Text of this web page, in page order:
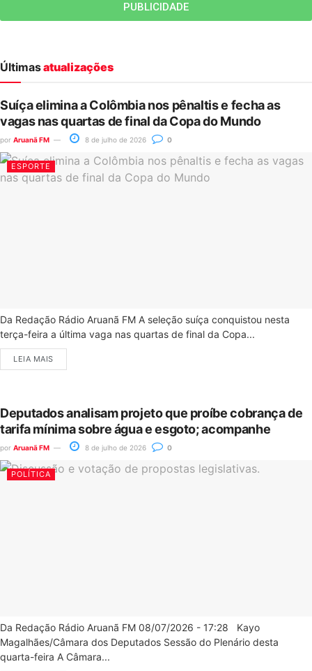
PUBLICIDADE
Últimasatualizações
Suíça elimina a Colômbia nos pênaltis e fecha as
vagas nas quartas de final da Copa do Mundo
por Aruanã FM 8 de julho de 2026 0
ESPORTE
Da Redação Rádio Aruanã FM A seleção suíça conquistou nesta
terça-feira a última vaga nas quartas de final da Copa...
LEIA MAIS
Deputados analisam projeto que proíbe cobrança de
tarifa mínima sobre água e esgoto; acompanhe
por Aruanã FM 8 de julho de 2026 0
POLÍTICA
Da Redação Rádio Aruanã FM 08/07/2026 - 17:28 Kayo
Magalhães/Câmara dos Deputados Sessão do Plenário desta
quarta-feira A Câmara...